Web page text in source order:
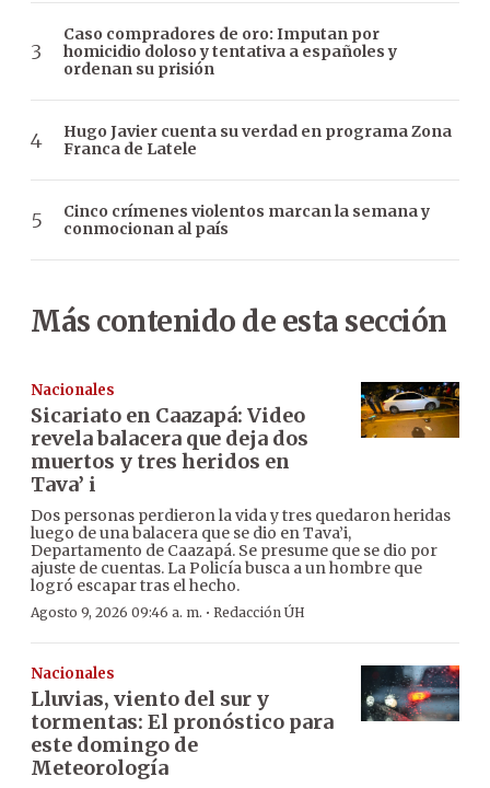
Caso compradores de oro: Imputan por
homicidio doloso y tentativa a españoles y
ordenan su prisión
Hugo Javier cuenta su verdad en programa Zona
Franca de Latele
Cinco crímenes violentos marcan la semana y
conmocionan al país
Más contenido de esta sección
Nacionales
Sicariato en Caazapá: Video
revela balacera que deja dos
muertos y tres heridos en
Tava’ i
Dos personas perdieron la vida y tres quedaron heridas
luego de una balacera que se dio en Tava’i,
Departamento de Caazapá. Se presume que se dio por
ajuste de cuentas. La Policía busca a un hombre que
logró escapar tras el hecho.
Agosto 9, 2026 09:46 a. m. · Redacción ÚH
Nacionales
Lluvias, viento del sur y
tormentas: El pronóstico para
este domingo de
Meteorología